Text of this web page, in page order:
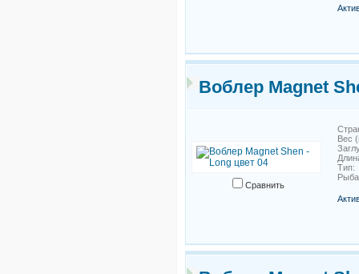
Воблер Magnet
Сравнить
Вес
Тип: